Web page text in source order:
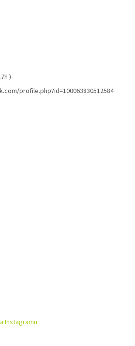
)
profile.php?id=100063830512584
Instagramu